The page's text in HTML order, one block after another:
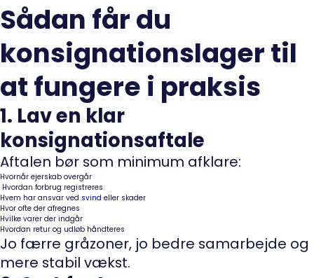
Sådan får du
konsignationslager til
at fungere i praksis
1. Lav en klar
konsignationsaftale
Aftalen bør som minimum afklare:
Hvornår ejerskab overgår
Hvordan forbrug registreres
Hvem har ansvar ved svind eller skader
Hvor ofte der afregnes
Hvilke varer der indgår
Hvordan retur og udløb håndteres
Jo færre gråzoner, jo bedre samarbejde og
mere stabil vækst.